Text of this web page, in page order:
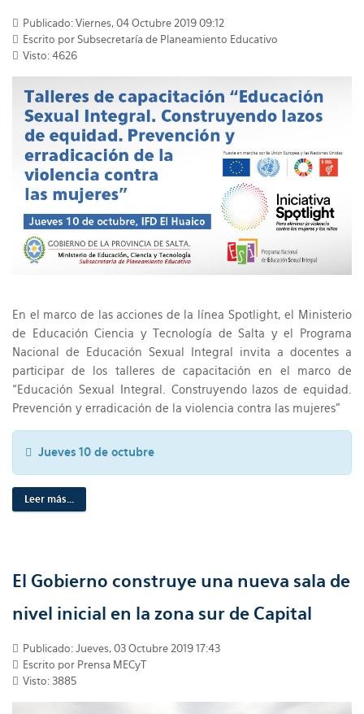
Publicado: Viernes, 04 Octubre 2019 09:12
Escrito por Subsecretaría de Planeamiento Educativo
Visto: 4626
En el marco de las acciones de la línea Spotlight, el Ministerio
de Educación Ciencia y Tecnología de Salta y el Programa
Nacional de Educación Sexual Integral invita a docentes a
participar de los talleres de capacitación en el marco de
“Educación Sexual Integral. Construyendo lazos de equidad.
Prevención y erradicación de la violencia contra las mujeres”
Jueves 10 de octubre
Leer más...
El Gobierno construye una nueva sala de
nivel inicial en la zona sur de Capital
Publicado: Jueves, 03 Octubre 2019 17:43
Escrito por Prensa MECyT
Visto: 3885